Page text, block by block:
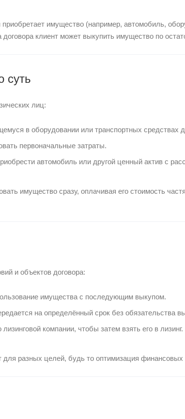
имущество (например, автомобиль,
клиент может выкупить имущество по
суть
лиц:
в оборудовании или транспортных средствах
первоначальные затраты.
автомобиль или другой ценный актив с
имущество сразу, оплачивая его стоимость
и объектов договора:
имущества с последующим выкупом.
на определённый срок без обязательства
компании, чтобы затем взять его в лизинг.
разных целей, будь то оптимизация финансовых